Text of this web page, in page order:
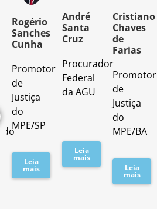
Rogério
Sanches
Cunha
Promotor
de
Justiça
do
MPE/SP
Leia
mais
André
Santa
Cruz
Procurador
Federal
da AGU
Leia
mais
Cristiano
Chaves
de
Farias
Promotor
de
Justiça
do
MPE/BA
Leia
mais